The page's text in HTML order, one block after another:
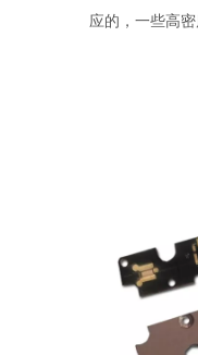
应的，一些高